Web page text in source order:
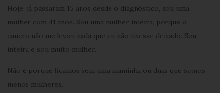
Hoje, já passaram 15 anos desde o diagnóstico, sou uma
mulher com 41 anos. Sou uma mulher inteira, porque o
cancro não me levou nada que eu não tivesse deixado. Sou
inteira e sou muito mulher.
Não é porque ficamos sem uma maminha ou duas que somos
menos mulheres.